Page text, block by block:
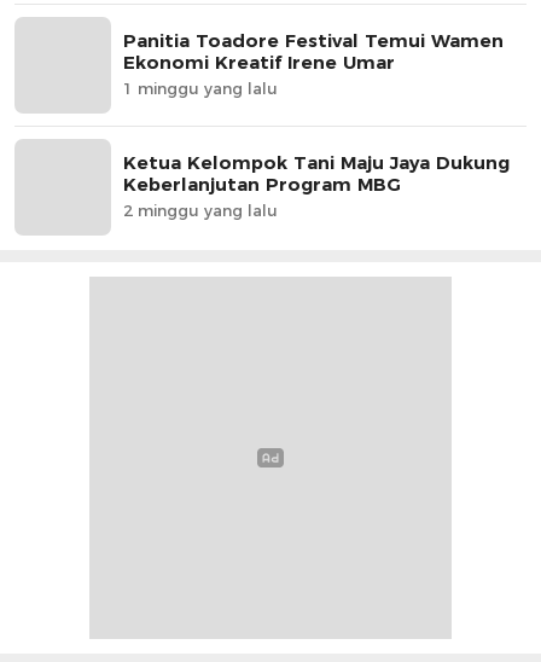
Panitia Toadore Festival Temui Wamen
Ekonomi Kreatif Irene Umar
1 minggu yang lalu
Ketua Kelompok Tani Maju Jaya Dukung
Keberlanjutan Program MBG
2 minggu yang lalu